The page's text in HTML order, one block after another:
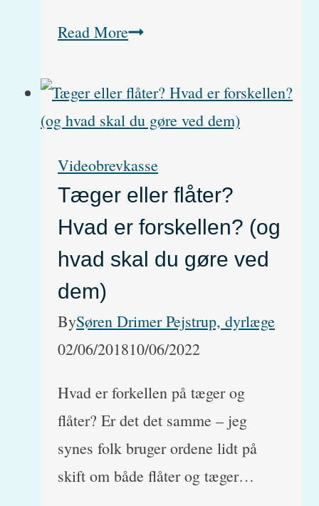
Read MoreBlærebetændelse
urinvejsinfektion
hos
kaldes
FLUTD
Videobrevkasse
Tæger eller flåter?
Hvad er forskellen? (og
hvad skal du gøre ved
dem)
BySøren Drimer Pejstrup, dyrlæge
02/06/201810/06/2022
Hvad er forkellen på tæger og
flåter? Er det det samme – jeg
synes folk bruger ordene lidt på
skift om både flåter og tæger…